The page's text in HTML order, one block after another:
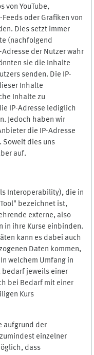
von YouTube,
oder Grafiken von
Dies setzt immer
(nachfolgend
der Nutzer wahr
sie die Inhalte
senden. Die IP-
Inhalte
Inhalte zu
IP-Adresse lediglich
Jedoch haben wir
die IP-Adresse
Soweit dies uns
auf.
Interoperability), die in
bezeichnet ist,
externe, also
in ihre Kurse einbinden.
kann es dabei auch
Daten kommen,
welchem Umfang in
bedarf jeweils einer
bei Bedarf mit einer
Kurs
aufgrund der
einzelner
dass